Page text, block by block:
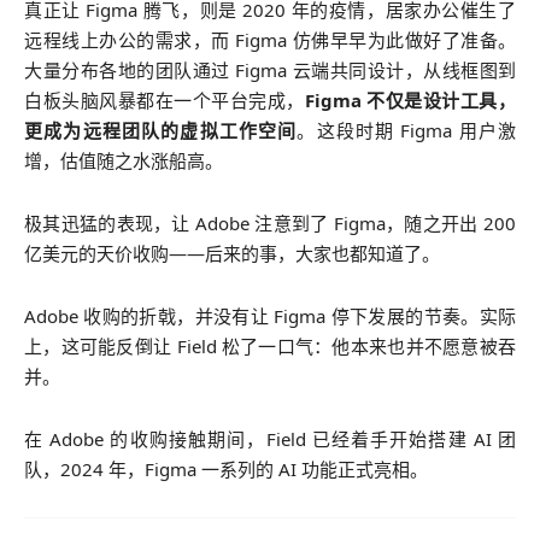
真正让 Figma 腾飞，则是 2020 年的疫情，居家办公催生了
远程线上办公的需求，而 Figma 仿佛早早为此做好了准备。
大量分布各地的团队通过 Figma 云端共同设计，从线框图到
白板头脑风暴都在一个平台完成， Figma 不仅是设计工具，
更成为远程团队的虚拟工作空间。这段时期 Figma 用户激
增，估值随之水涨船高。
极其迅猛的表现，让 Adobe 注意到了 Figma，随之开出 200
亿美元的天价收购——后来的事，大家也都知道了。
Adobe 收购的折戟，并没有让 Figma 停下发展的节奏。实际
上，这可能反倒让 Field 松了一口气：他本来也并不愿意被吞
并。
在 Adobe 的收购接触期间，Field 已经着手开始搭建 AI 团
队，2024 年，Figma 一系列的 AI 功能正式亮相。